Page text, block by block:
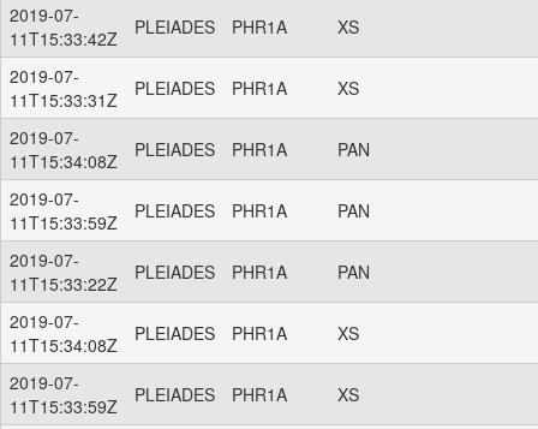
2019-07-
11T15:33:42Z
PLEIADES PHR1A XS
2019-07-
11T15:33:31Z
PLEIADES PHR1A XS
2019-07-
11T15:34:08Z
PLEIADES PHR1A PAN
2019-07-
11T15:33:59Z
PLEIADES PHR1A PAN
2019-07-
11T15:33:22Z
PLEIADES PHR1A PAN
2019-07-
11T15:34:08Z
PLEIADES PHR1A XS
2019-07-
11T15:33:59Z
PLEIADES PHR1A XS